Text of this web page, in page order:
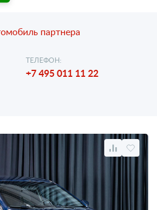
партнера
ТЕЛЕФОН:
+7 495 011 11 22